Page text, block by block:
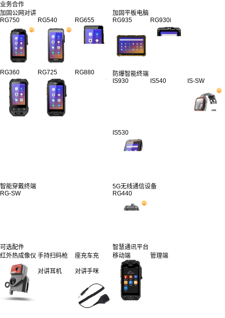
业务合作
加固公网对讲
RG750
RG540 RG655
RG360 RG725 RG880
加固平板电脑
RG935
RG930i
防爆智能终端
IS930
IS540 IS-SW
IS530
智能穿戴终端
RG-SW
5G无线通信设备
RG440
可选配件
红外热成像仪 手持扫码枪 座充车充
对讲耳机 对讲手咪
智慧通讯平台
移动端
管理端